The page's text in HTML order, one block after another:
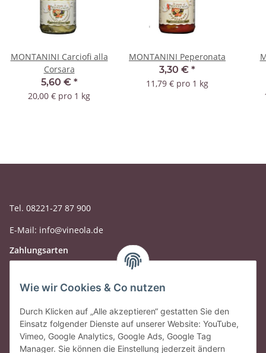
MONTANINI Carciofi alla
Corsara
5,60 € *
20,00 € pro 1 kg
MONTANINI Peperonata
3,30 € *
11,79 € pro 1 kg
Tel. 08221-27 87 900
E-Mail: info@vineola.de
Zahlungsarten
Wie wir Cookies & Co nutzen
Durch Klicken auf „Alle akzeptieren“ gestatten Sie den
Einsatz folgender Dienste auf unserer Website: YouTube,
Vimeo, Google Analytics, Google Ads, Google Tag
Manager. Sie können die Einstellung jederzeit ändern